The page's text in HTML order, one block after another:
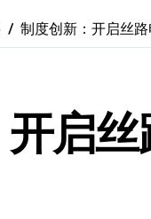
系统容器化部署与
解锁后端事务处理与
制度创新：开启丝
启